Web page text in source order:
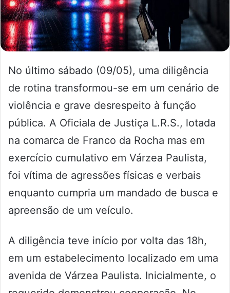
No último sábado (09/05), uma diligência
de rotina transformou-se em um cenário de
violência e grave desrespeito à função
pública. A Oficiala de Justiça L.R.S., lotada
na comarca de Franco da Rocha mas em
exercício cumulativo em Várzea Paulista,
foi vítima de agressões físicas e verbais
enquanto cumpria um mandado de busca e
apreensão de um veículo.
A diligência teve início por volta das 18h,
em um estabelecimento localizado em uma
avenida de Várzea Paulista. Inicialmente, o